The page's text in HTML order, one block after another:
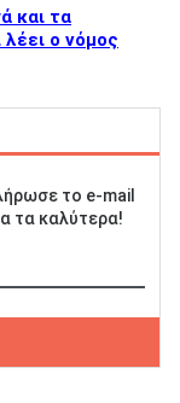
και τα
ο νόμος
το e-mail
τα καλύτερα!